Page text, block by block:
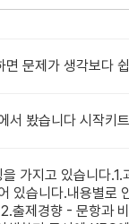
면 문제가 생각보다
서 봤습니다 시작키
가지고 있습니다
있습니다.내용별로
출제경향 - 문항과